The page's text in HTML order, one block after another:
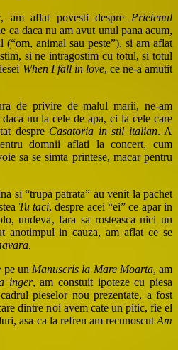
aflat povesti despre Prietenul
ca daca nu am avut unul pana acum,
animal sau peste”), si am aflat
si ne intragostim cu totul, si totul
When I fall in love, ce ne-a amutit
de privire de malul marii, ne-am
nu la cele de apa, ci la cele care
despre Casatoria in stil italian. A
domnii aflati la concert, cum
sa se simta printese, macar pentru
si “trupa patrata” au venit la pachet
Tu taci, despre acei “ei” ce apar in
undeva, fara sa rosteasca nici un
anotimpul in cauza, am aflat ce se
.
pe un Manuscris la Mare Moarta, am
inger, am constuit ipoteze cu piesa
pieselor nou prezentate, a fost
dintre noi avem cate un pitic, fie el
asa ca la refren am recunoscut Am